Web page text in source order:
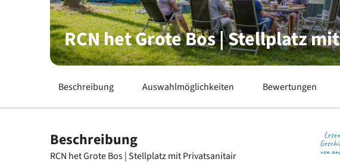
RCN het Grote Bos | Stellplatz
Beschreibung Auswahlmöglichkeiten Bewertungen
von
Beschreibung
RCN het Grote Bos | Stellplatz mit Privatsanitair